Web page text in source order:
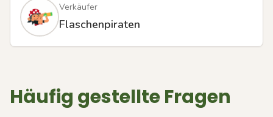
Verkäufer
Flaschenpiraten
Häufig gestellte Fragen